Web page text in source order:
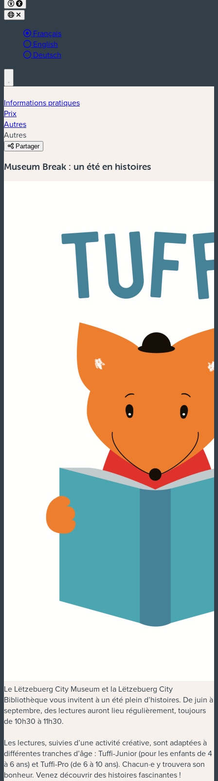
Langue active :
Français
English
Deutsch
Informations pratiques
Prix
Autres
Autres
Partager
Museum Break : un été en histoires
Le Lëtzebuerg City Museum et la Lëtzebuerg City
Bibliothèque vous invitent à un été plein d’histoires. De juin à
septembre, des lectures auront lieu régulièrement, toujours
de 10h30 à 11h30.
Les lectures, suivies d’une activité créative, sont adaptées à
différentes tranches d’âge : Tuffi-Junior (pour les enfants de 4
à 6 ans) et Tuffi-Pro (de 6 à 10 ans). Chacun·e y trouvera son
bonheur. Venez découvrir des histoires fascinantes !